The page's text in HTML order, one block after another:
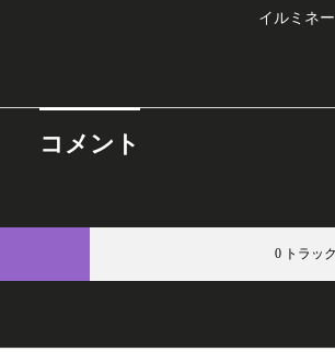
イルミネ
コメント
0 トラッ